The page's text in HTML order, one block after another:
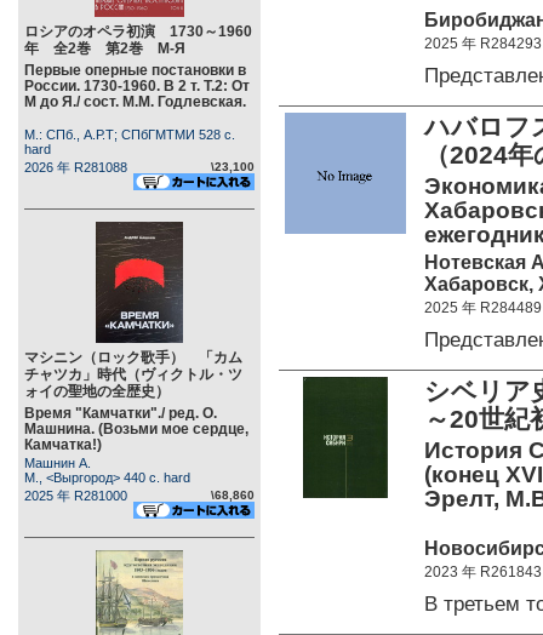
ロシアのオペラ初演 1730～1960
年 全2巻 第2巻 М-Я
Первые оперные постановки в
России. 1730-1960. В 2 т. Т.2: От
М до Я./ сост. М.М. Годлевская.
М.: СПб., А.Р.Т; СПбГМТМИ 528 c.
hard
2026 年 R281088
\23,100
マシニン（ロック歌手） 「カム
チャツカ」時代（ヴィクトル・ツ
ォイの聖地の全歴史）
Время "Камчатки"./ ред. О.
Машнина. (Возьми мое сердце,
Камчатка!)
Машнин А.
М., <Выргород> 440 c. hard
2025 年 R281000
\68,860
2025 年 R284293
ハバロフ
（2024
Нотевская
Хабаровск,
2025 年 R284489
シベリ
～20世紀
История
(конец
Эрелт,
2023 年 R261843
В третьем